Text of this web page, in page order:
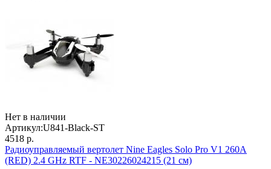
Нет в наличии
Артикул:U841-Black-ST
4518 р.
Радиоуправляемый вертолет Nine Eagles Solo Pro V1 260A
(RED) 2.4 GHz RTF - NE30226024215 (21 см)